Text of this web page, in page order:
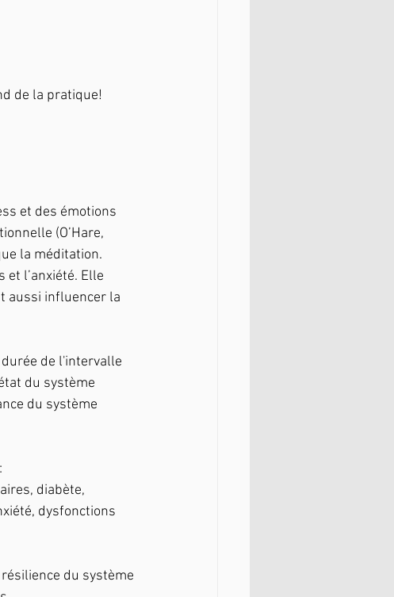
de la pratique!
et des émotions
(O’Hare,
la méditation.
l’anxiété. Elle
aussi influencer la
de l'intervalle
du système
du système
diabète,
dysfonctions
du système